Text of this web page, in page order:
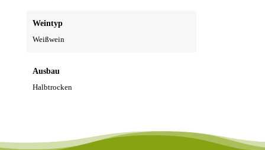
Weintyp
Weißwein
Ausbau
Halbtrocken